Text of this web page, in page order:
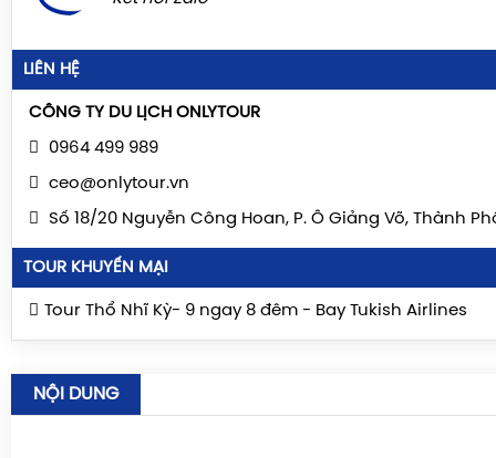
Lịch sử – Văn hóa
Là cái nôi của nhiều phong trào văn hóa và tư tưởng:
Di sản văn hóa đồ sộ: lâu đài, nhà thờ cổ, bảo tàng,
hình thành thế giới hiện đại....
LIÊN HỆ
CÔNG TY DU LỊCH ONLYTOUR
0964 499 989
ceo@onlytour.vn
Số 18/20 Nguyễn Công Hoan, P. Ô Giảng Võ, Thành
TOUR KHUYẾN MẠI
Tour Thổ Nhĩ Kỳ- 9 ngay 8 đêm - Bay Tukish Airlines
NỘI DUNG